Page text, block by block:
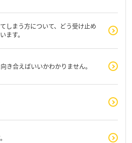
しまう方について、どう受け止め
ます。
き合えばいいかわかりません。